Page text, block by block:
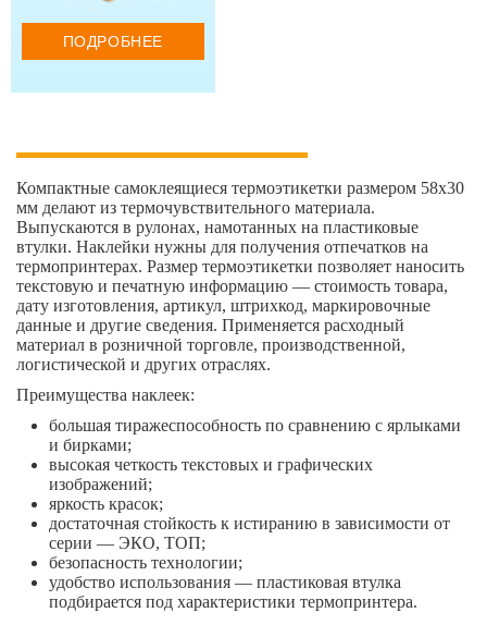
ПОДРОБНЕЕ
Компактные самоклеящиеся термоэтикетки размером 58х30
мм делают из термочувствительного материала.
Выпускаются в рулонах, намотанных на пластиковые
втулки. Наклейки нужны для получения отпечатков на
термопринтерах. Размер термоэтикетки позволяет наносить
текстовую и печатную информацию — стоимость товара,
дату изготовления, артикул, штрихкод, маркировочные
данные и другие сведения. Применяется расходный
материал в розничной торговле, производственной,
логистической и других отраслях.
Преимущества наклеек:
большая тиражеспособность по сравнению с ярлыками
и бирками;
высокая четкость текстовых и графических
изображений;
яркость красок;
достаточная стойкость к истиранию в зависимости от
серии — ЭКО, ТОП;
безопасность технологии;
удобство использования — пластиковая втулка
подбирается под характеристики термопринтера.